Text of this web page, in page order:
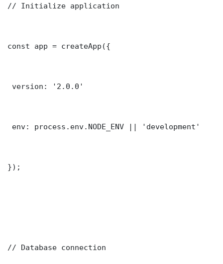
// Initialize application
const app = createApp({
version: '2.0.0'
env: process.env.NODE_ENV || 'development'
});
// Database connection